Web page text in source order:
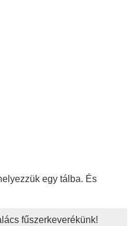
egy tálba. És
fűszerkeverékünk!